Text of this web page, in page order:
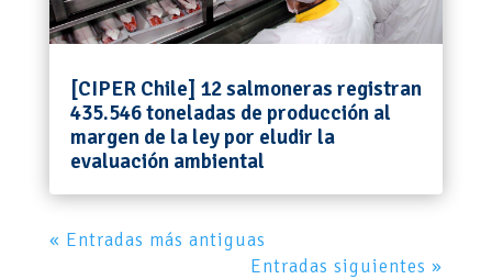
[CIPER Chile] 12 salmoneras registran
435.546 toneladas de producción al
margen de la ley por eludir la
evaluación ambiental
« Entradas más antiguas
Entradas siguientes »